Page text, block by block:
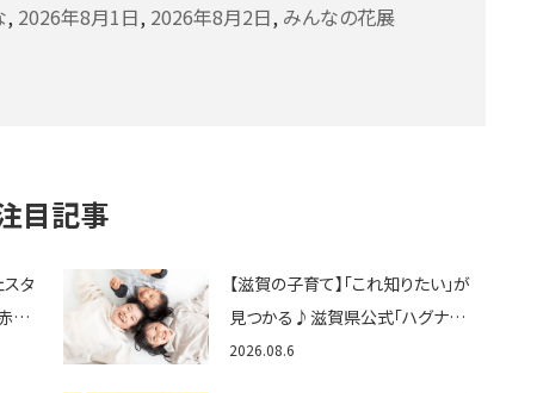
, 2026年8月1日, 2026年8月2日, みんなの花展
目記事
タ
ち
【滋賀の子育て】「これ知りたい」が
見つかる♪滋賀県公式「ハグナビ
しが」使ってる？おでかけ・制度・子
2026.08.6